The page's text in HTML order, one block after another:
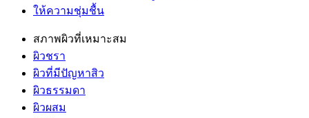
ให้ความชุ่มชื้น
สภาพผิวที่เหมาะสม
ผิวชรา
ผิวที่มีปัญหาสิว
ผิวธรรมดา
ผิวผสม